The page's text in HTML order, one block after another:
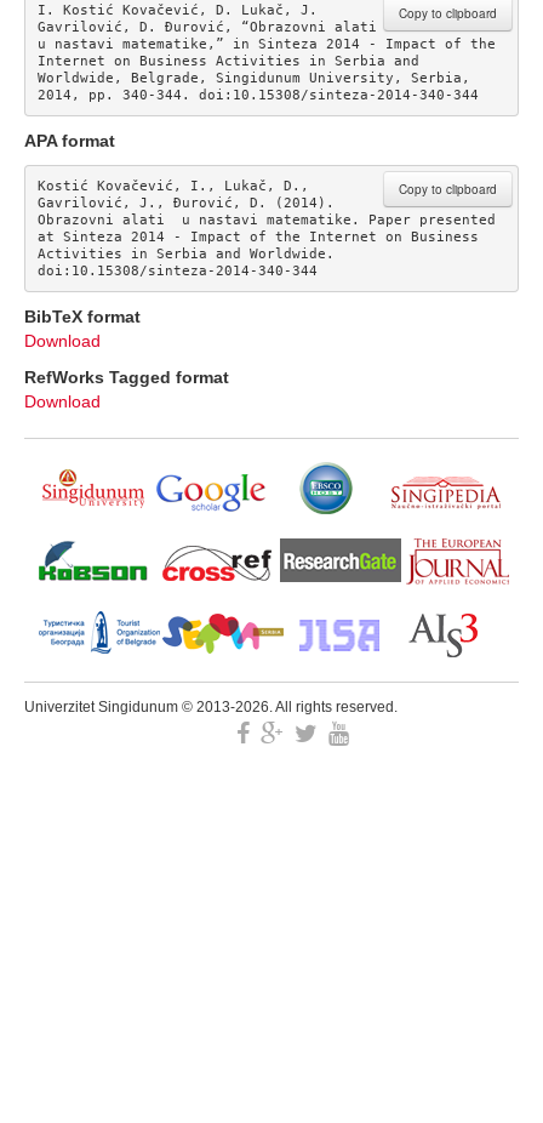
Copy to clipboard
I. Kostić Kovačević, D. Lukač, J.
Gavrilović, D. Đurović, “Obrazovni alati
u nastavi matematike,” in Sinteza 2014 - Impact of the
Internet on Business Activities in Serbia and
Worldwide, Belgrade, Singidunum University, Serbia,
2014, pp. 340-344. doi:10.15308/sinteza-2014-340-344
APA format
Copy to clipboard
Kostić Kovačević, I., Lukač, D.,
Gavrilović, J., Đurović, D. (2014).
Obrazovni alati  u nastavi matematike. Paper presented
at Sinteza 2014 - Impact of the Internet on Business
Activities in Serbia and Worldwide.
doi:10.15308/sinteza-2014-340-344
BibTeX format
Download
RefWorks Tagged format
Download
Univerzitet Singidunum © 2013-2026. All rights reserved.